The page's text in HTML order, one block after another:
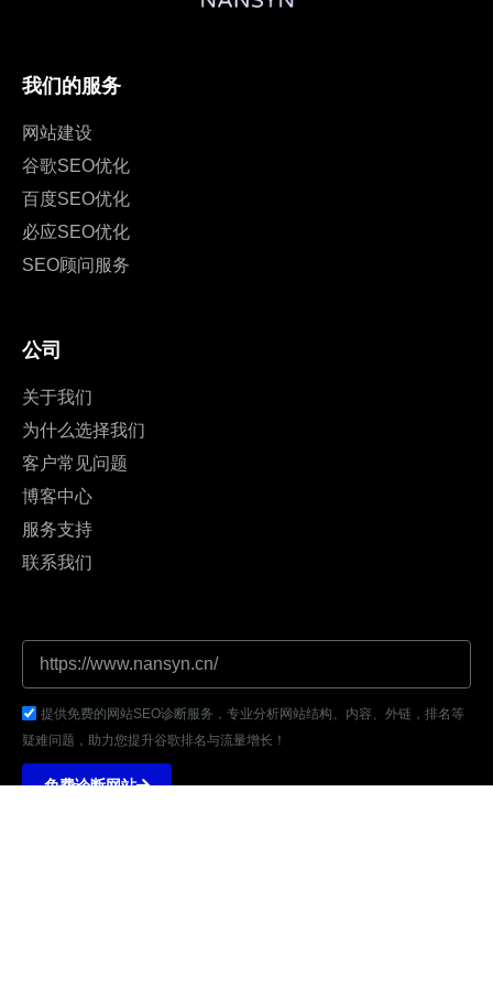
我们的服务
网站建设
谷歌SEO优化
百度SEO优化
必应SEO优化
SEO顾问服务
公司
关于我们
为什么选择我们
客户常见问题
博客中心
服务支持
联系我们
提供免费的网站SEO诊断服务，专业分析网站结构、内容、外链，排名等
疑难问题，助力您提升谷歌排名与流量增长！
免费诊断网站